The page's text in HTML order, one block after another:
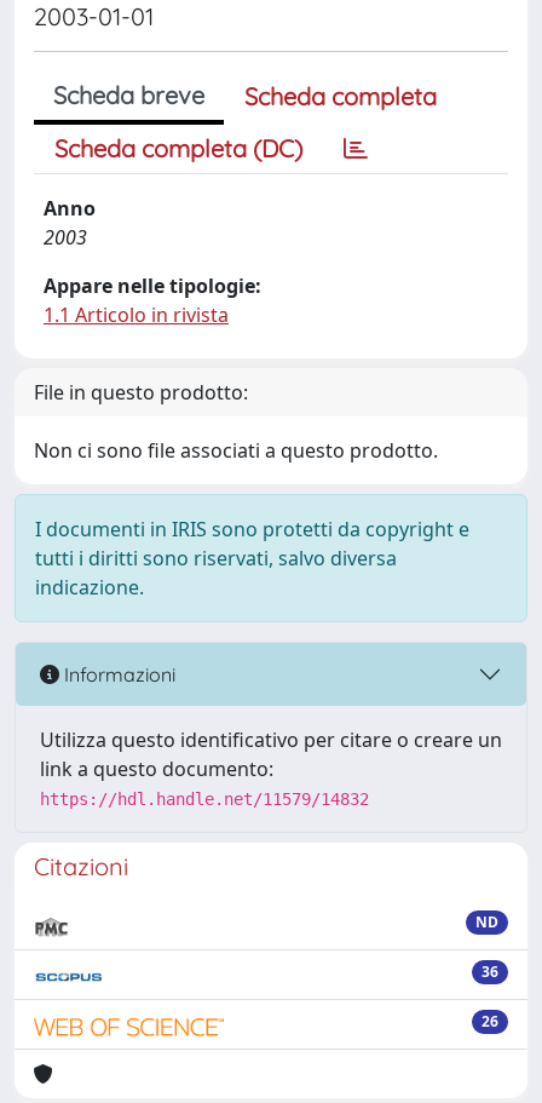
2003-01-01
Scheda breve
Scheda completa
Scheda completa (DC)
Anno
2003
Appare nelle tipologie:
1.1 Articolo in rivista
File in questo prodotto:
Non ci sono file associati a questo prodotto.
I documenti in IRIS sono protetti da copyright e
tutti i diritti sono riservati, salvo diversa
indicazione.
Informazioni
Utilizza questo identificativo per citare o creare un
link a questo documento:
https://hdl.handle.net/11579/14832
Citazioni
ND
36
26